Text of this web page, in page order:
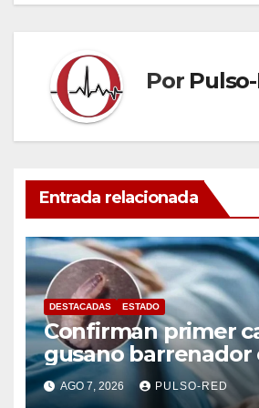
Por
Entrada relacionada
DESTACADAS ESTADO
Confirman primer
gusano barrenador
humano en Tlaxcala
AGO 7, 2026 PULSO-RED